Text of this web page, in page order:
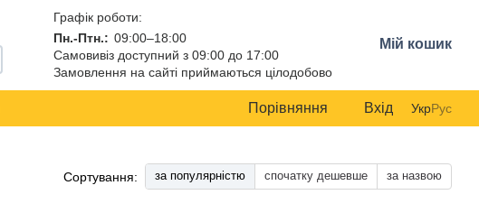
Графік роботи:
Пн.-Птн.: 09:00–18:00
Самовивіз доступний з 09:00 до 17:00
Замовлення на сайті приймаються цілодобово
Мій кошик
Порівняння Вхід УкрРус
Сортування: за популярністю спочатку дешевше за назвою